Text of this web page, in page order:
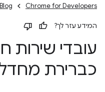
Chrome for Developers
Blog
המידע עזר לך?
עובדי שירות
כברירת